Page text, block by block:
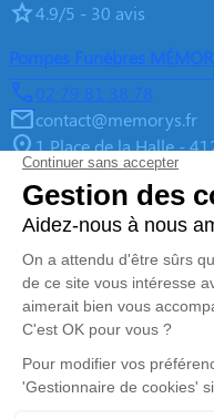
4.9/5 - 30 avis
Pompes Funèbres
02 79 81 38 78
contact@memorys.fr
1 Place de la Halle -
4.9/5 - 10 avis
Pompes Funèbres
02 55 02 46 67
contact@memorys.fr
3 Boulevard de
5/5 - 81 avis
Nos Services
Organiser des Obsèques